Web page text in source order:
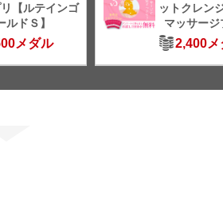
【ルテインゴ
ルドＳ】
メダル
ットクレン
マッサージ
2,400メ